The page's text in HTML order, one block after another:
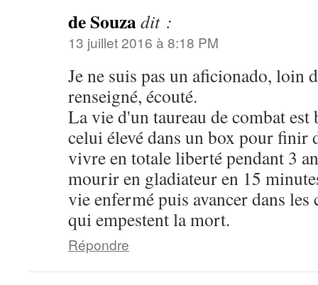
de Souzadit :
13 juillet 2016 à 8:18 PM
Je ne suis pas un aficionado, loin
renseigné, écouté.
La vie d'un taureau de combat
celui élevé dans un box pour finir
vivre en totale liberté pendant 3
mourir en gladiateur en 15
vie enfermé puis avancer dans
qui empestent la mort.
Répondre